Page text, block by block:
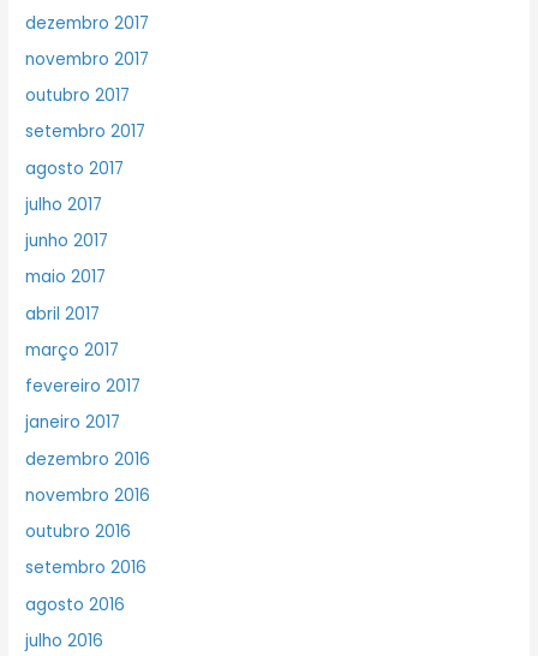
dezembro 2017
novembro 2017
outubro 2017
setembro 2017
agosto 2017
julho 2017
junho 2017
maio 2017
abril 2017
março 2017
fevereiro 2017
janeiro 2017
dezembro 2016
novembro 2016
outubro 2016
setembro 2016
agosto 2016
julho 2016